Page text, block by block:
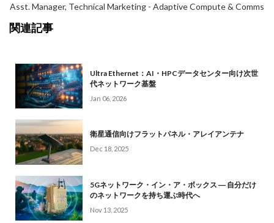
Asst. Manager, Technical Marketing - Adaptive Compute & Comms
関連記事
Ultra Ethernet：AI・HPCデータセンター向け次世
代ネットワーク基盤
Jan 06, 2026
衛星通信向けフラットパネル・アレイアンテナ
Dec 18, 2025
5Gネットワーク・イン・ア・ボックス ― 自分だけ
のネットワークを持ち運ぶ時代へ
Nov 13, 2025